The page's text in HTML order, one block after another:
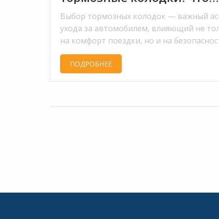
выбрать?
Выбор тормозных колодок — важный
ухода за автомобилем, влияющий не
на комфорт поездки, но и на
Статья поможет разобраться, какие
— мягкие или жесткие — лучше подходят
ПОДРОБНЕЕ